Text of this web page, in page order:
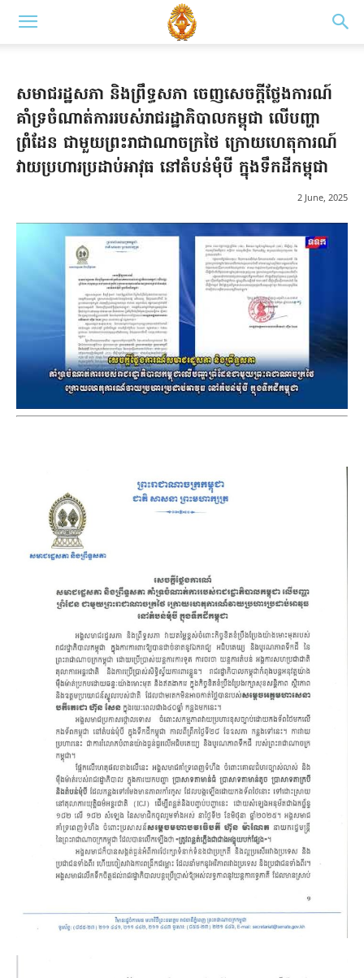
សមាជរដ្ឋសភា និងព្រឹទ្ធសភា ចេញសេចក្តីថ្លែងការណ៍
គាំទ្រចំណាត់ការរបស់រាជរដ្ឋាភិបាលកម្ពុជា លើបញ្ហា
ព្រំដែន ជាមួយព្រះរាជាណាចក្រថៃ ក្រោយហេតុការណ៍
វាយប្រហារប្រដាប់អាវុធ នៅតំបន់មុំបី ក្នុងទឹកដីកម្ពុជា
2 June, 2025